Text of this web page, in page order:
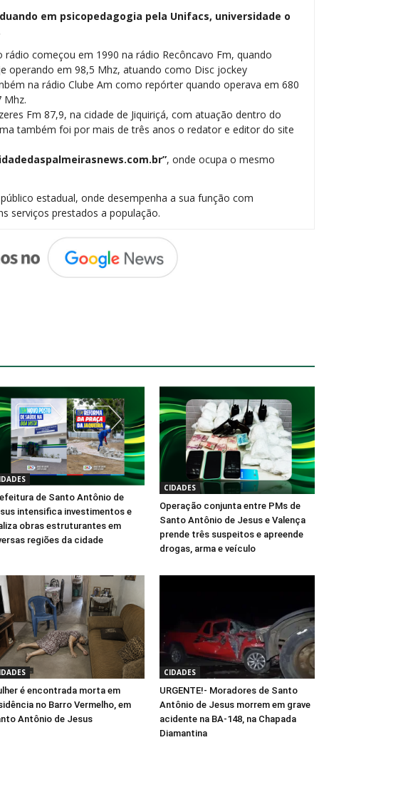
em psicopedagogia pela Unifacs, universidade o
começou em 1990 na rádio Recôncavo Fm, quando
operando em 98,5 Mhz, atuando como Disc jockey
na rádio Clube Am como repórter quando operava em 680
Mhz.
Fm 87,9, na cidade de Jiquiriçá, com atuação dentro do
também foi por mais de três anos o redator e editor do site
, onde ocupa o mesmo
estadual, onde desempenha a sua função com
serviços prestados a população.
de Santo Antônio de
intensifica investimentos e
obras estruturantes em
regiões da cidade
CIDADES
Operação conjunta entre PMs de
Santo Antônio de Jesus e Valença
prende três suspeitos e apreende
drogas, arma e veículo
é encontrada morta em
no Barro Vermelho, em
Antônio de Jesus
CIDADES
URGENTE!- Moradores de Santo
Antônio de Jesus morrem em grave
acidente na BA-148, na Chapada
Diamantina